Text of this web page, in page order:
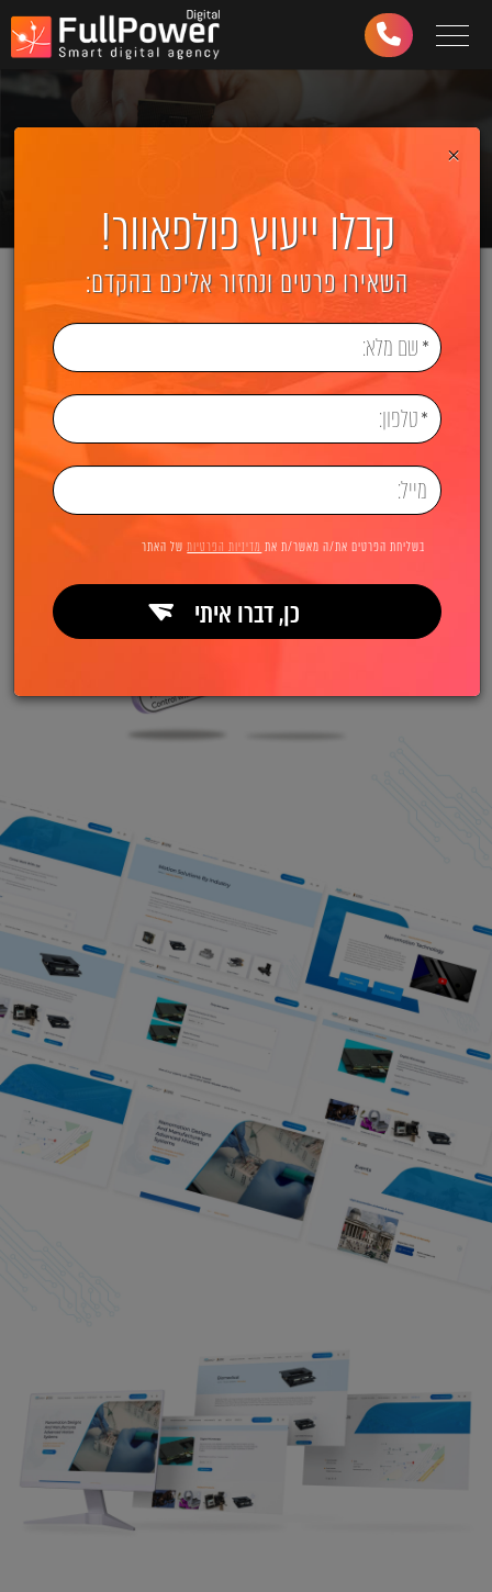
Toggle navigation
997 ×
קבלו ייעוץ פולפאוור!
השאירו פרטים ונחזור אליכם בהקדם:
בשליחת הפרטים את/ה מאשר/ת את מדיניות הפרטיותשל האתר
כן, דברו איתי